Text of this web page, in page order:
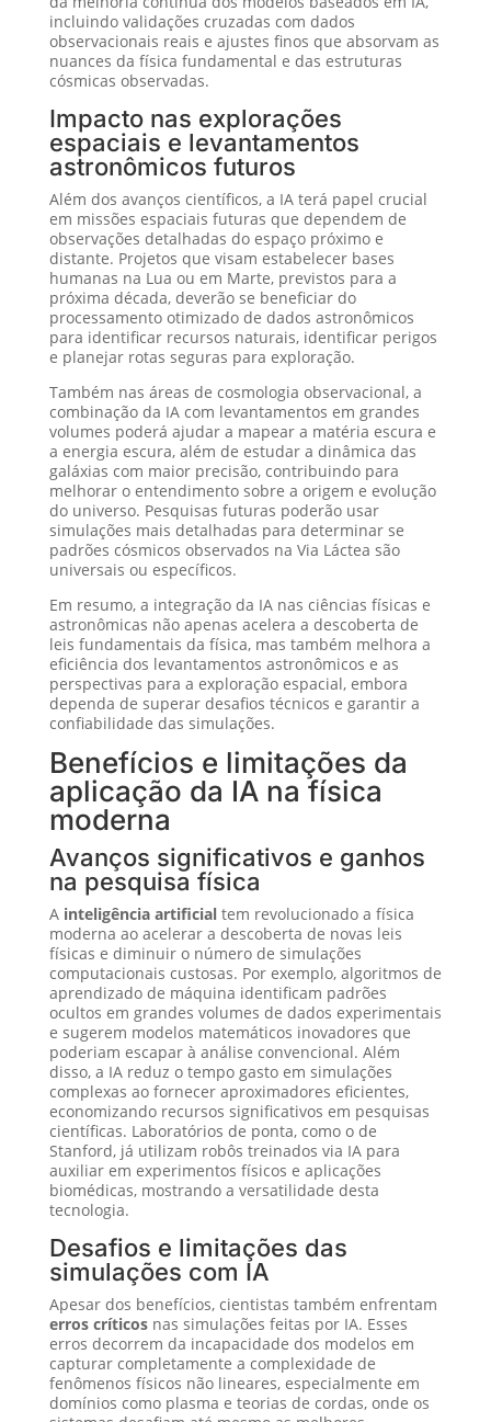
incluindo validações cruzadas com dados
observacionais reais e ajustes finos que absorvam as
nuances da física fundamental e das estruturas
cósmicas observadas.
Impacto nas explorações
espaciais e levantamentos
astronômicos futuros
Além dos avanços científicos, a IA terá papel crucial
em missões espaciais futuras que dependem de
observações detalhadas do espaço próximo e
distante. Projetos que visam estabelecer bases
humanas na Lua ou em Marte, previstos para a
próxima década, deverão se beneficiar do
processamento otimizado de dados astronômicos
para identificar recursos naturais, identificar perigos
e planejar rotas seguras para exploração.
Também nas áreas de cosmologia observacional, a
combinação da IA com levantamentos em grandes
volumes poderá ajudar a mapear a matéria escura e
a energia escura, além de estudar a dinâmica das
galáxias com maior precisão, contribuindo para
melhorar o entendimento sobre a origem e evolução
do universo. Pesquisas futuras poderão usar
simulações mais detalhadas para determinar se
padrões cósmicos observados na Via Láctea são
universais ou específicos.
Em resumo, a integração da IA nas ciências físicas e
astronômicas não apenas acelera a descoberta de
leis fundamentais da física, mas também melhora a
eficiência dos levantamentos astronômicos e as
perspectivas para a exploração espacial, embora
dependa de superar desafios técnicos e garantir a
confiabilidade das simulações.
Benefícios e limitações da
aplicação da IA na física
moderna
Avanços significativos e ganhos
na pesquisa física
A inteligência artificialtem revolucionado a física
moderna ao acelerar a descoberta de novas leis
físicas e diminuir o número de simulações
computacionais custosas. Por exemplo, algoritmos de
aprendizado de máquina identificam padrões
ocultos em grandes volumes de dados experimentais
e sugerem modelos matemáticos inovadores que
poderiam escapar à análise convencional. Além
disso, a IA reduz o tempo gasto em simulações
complexas ao fornecer aproximadores eficientes,
economizando recursos significativos em pesquisas
científicas. Laboratórios de ponta, como o de
Stanford, já utilizam robôs treinados via IA para
auxiliar em experimentos físicos e aplicações
biomédicas, mostrando a versatilidade desta
tecnologia.
Desafios e limitações das
simulações com IA
Apesar dos benefícios, cientistas também enfrentam
erros críticosnas simulações feitas por IA. Esses
erros decorrem da incapacidade dos modelos em
capturar completamente a complexidade de
fenômenos físicos não lineares, especialmente em
domínios como plasma e teorias de cordas, onde os